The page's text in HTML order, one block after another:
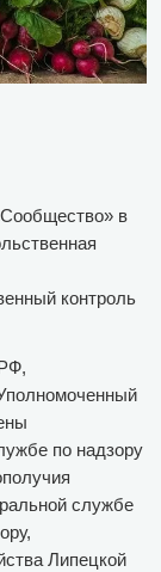
в
контроль
по надзору
службе
Липецкой